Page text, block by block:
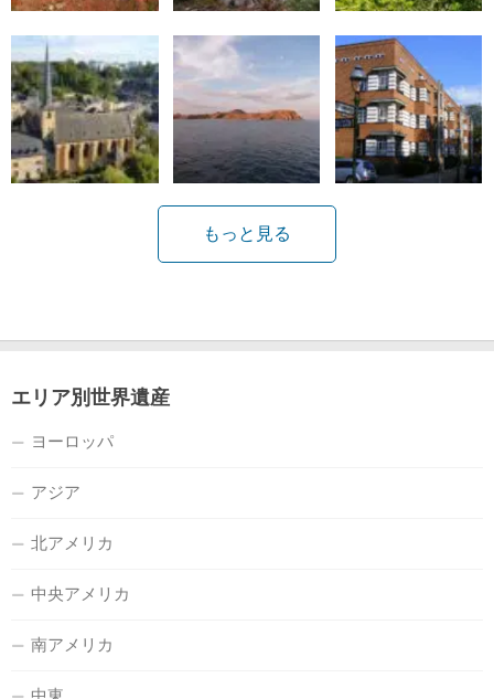
もっと見る
エリア別世界遺産
ヨーロッパ
アジア
北アメリカ
中央アメリカ
南アメリカ